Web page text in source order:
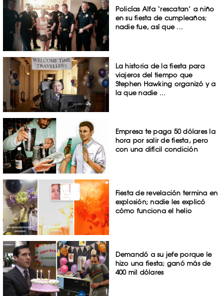
Policías Alfa ‘rescatan’ a niño
en su fiesta de cumpleaños;
nadie fue, así que ...
La historia de la fiesta para
viajeros del tiempo que
Stephen Hawking organizó y a
la que nadie ...
Empresa te paga 50 dólares la
hora por salir de fiesta, pero
con una difícil condición
Fiesta de revelación termina en
explosión; nadie les explicó
cómo funciona el helio
Demandó a su jefe porque le
hizo una fiesta; ganó más de
400 mil dólares